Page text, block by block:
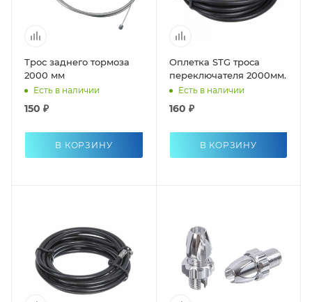
Трос заднего тормоза
2000 мм
Есть в наличии
150 ₽
В КОРЗИНУ
Оплетка STG троса
переключателя 2000мм.
Есть в наличии
160 ₽
В КОРЗИНУ